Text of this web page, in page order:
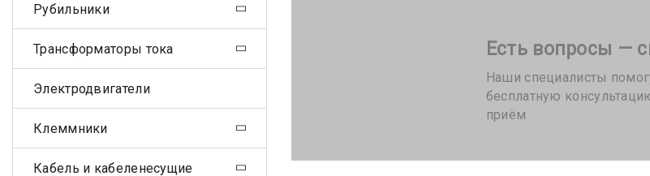
Есть вопросы —
Наши специалисты
бесплатную
приём
Рубильники
Трансформаторы тока
Электродвигатели
Клеммники
Кабель и кабеленесущие